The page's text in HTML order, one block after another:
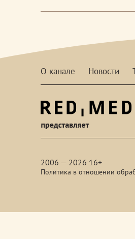
О канале Новости
2006 — 2026 16+
Политика в отношении